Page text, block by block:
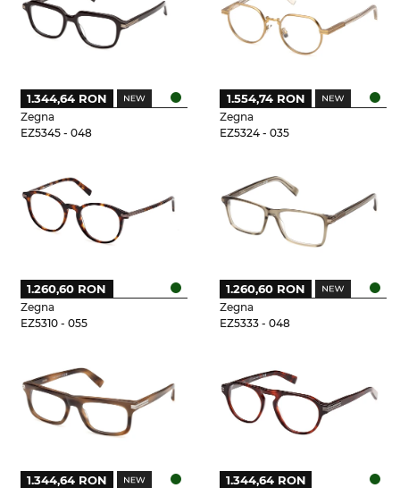
Zegna
EZ5345 - 048
1.344,64 RON
Zegna
EZ5324 - 035
1.554,74 RON
Zegna
EZ5310 - 055
1.260,60 RON
Zegna
EZ5333 - 048
1.260,60 RON
1.344,64 RON 1.344,64 RON